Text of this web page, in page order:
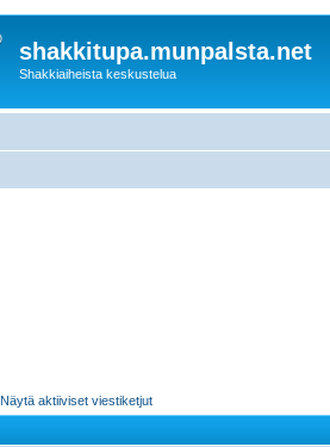
shakkitupa.munpalsta.net
Shakkiaiheista keskustelua
Näytä aktiiviset viestiketjut